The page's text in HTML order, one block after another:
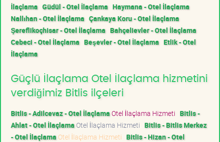
İlaçlama Güdül - Otel İlaçlama Haymana - Otel İlaçlama
Nallıhan - Otel İlaçlama Çankaya Koru - Otel İlaçlama
Şereflikoçhisar - Otel İlaçlama Bahçelievler - Otel İlaçlama
Cebeci - Otel İlaçlama Beşevler - Otel İlaçlama Etlik - Otel
İlaçlama
Güçlü İlaçlama Otel İlaçlama hizmetini
verdiğimiz Bitlis ilçeleri
Bitlis - Adilcevaz - Otel İlaçlamaOtel İlaçlama Hizmeti Bitlis -
Ahlat - Otel İlaçlama Otel İlaçlama Hizmeti Bitlis - Bitlis Merkez
- Otel İlaçlama Otel İlaçlama Hizmeti Bitlis - Hizan - Otel